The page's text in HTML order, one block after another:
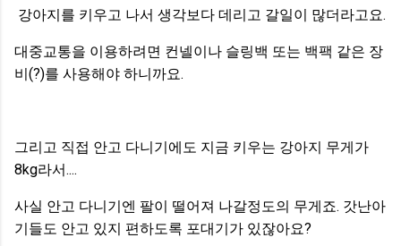
강아지를 키우고 나서 생각보다 데리고 갈일이 많더라고요.
대중교통을 이용하려면 컨넬이나 슬링백 또는 백팩 같은 장
비(?)를 사용해야 하니까요.
그리고 직접 안고 다니기에도 지금 키우는 강아지 무게가
8kg라서....
사실 안고 다니기엔 팔이 떨어져 나갈정도의 무게죠. 갓난아
기들도 안고 있지 편하도록 포대기가 있잖아요?